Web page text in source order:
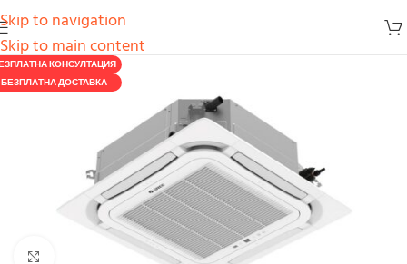
Skip to navigation
Skip to main content
КОНСУЛТАЦИЯ
БЕЗПЛАТНА ДОСТАВКА